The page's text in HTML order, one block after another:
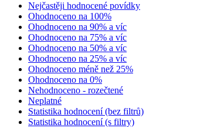
Nejčastěji hodnocené povídky
Ohodnoceno na 100%
Ohodnoceno na 90% a víc
Ohodnoceno na 75% a víc
Ohodnoceno na 50% a víc
Ohodnoceno na 25% a víc
Ohodnoceno méně než 25%
Ohodnoceno na 0%
Nehodnoceno - rozečtené
Neplatné
Statistika hodnocení (bez filtrů)
Statistika hodnocení (s filtry)